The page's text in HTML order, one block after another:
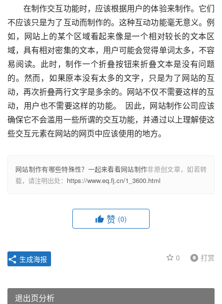
在制作交互功能时，应该根据用户的体验来制作。它们
不应该只是为了互动而制作的。这种互动功能毫无意义。例
如，网站上的某个区域看起来像是一个相对较长的文本区
域，具有相对密集的文本，用户可能会觉得单词太多，不容
易阅读。此时，制作一个折叠按钮来折叠文本是没有问题
的。然而，如果原本没有太多的文字，只是为了网站的互
动，再次折叠两行文字是多余的。网站不仅不需要这样的互
动，用户也不需要这样的功能。  因此，网站制作公司应该
确保它不会滥用一些所谓的交互功能，并通过以上理解使这
些交互元素在网站的网页中应该使用的地方。
网站制作有哪些特殊性？一起来看看网站制作非原创文章，如若转
载，请注明出处： https://www.eq.fj.cn/1_3600.html
赞 (0)
0 打赏
生成海报
退出页分析